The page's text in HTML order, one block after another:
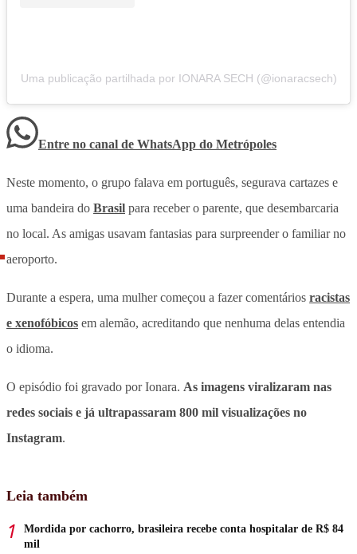
Uma publicação partilhada por IONARA SECH (@ionaracsech)
Entre no canal de WhatsApp do Metrópoles
Neste momento, o grupo falava em português, segurava cartazes e
uma bandeira do Brasil para receber o parente, que desembarcaria
no local. As amigas usavam fantasias para surpreender o familiar no
aeroporto.
Durante a espera, uma mulher começou a fazer comentários racistas
e xenofóbicos em alemão, acreditando que nenhuma delas entendia
o idioma.
O episódio foi gravado por Ionara. As imagens viralizaram nas
redes sociais e já ultrapassaram 800 mil visualizações no
Instagram.
Leia também
Mordida por cachorro, brasileira recebe conta hospitalar de R$ 84
mil